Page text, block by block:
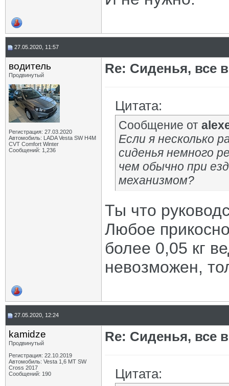
27.05.2020, 11:57
водитель
Продвинутый
Регистрация: 27.03.2020
Автомобиль: LADA Vesta SW H4M
CVT Comfort Winter
Сообщений: 1,236
Re: Сиденья, все
Цитата:
Сообщение от
Если я несколько
сиденья немного
чем обычно при
механизмом?
Ты что
Любое
более 0,05 кг
невозможен,
27.05.2020, 12:24
kamidze
Продвинутый
Регистрация: 22.10.2019
Автомобиль: Vesta 1,6 MT SW
Cross 2017
Сообщений: 190
Re: Сиденья, все
Цитата: